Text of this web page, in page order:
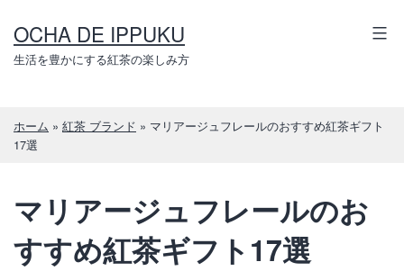
OCHA DE IPPUKU
生活を豊かにする紅茶の楽しみ方
ホーム » 紅茶 ブランド » マリアージュフレールのおすすめ紅茶ギフト
17選
マリアージュフレールのお
すすめ紅茶ギフト17選